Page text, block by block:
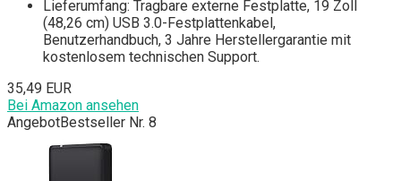
Lieferumfang: Tragbare externe Festplatte, 19 Zoll
(48,26 cm) USB 3.0-Festplattenkabel,
Benutzerhandbuch, 3 Jahre Herstellergarantie mit
kostenlosem technischen Support.
35,49 EUR
Bei Amazon ansehen
AngebotBestseller Nr. 8